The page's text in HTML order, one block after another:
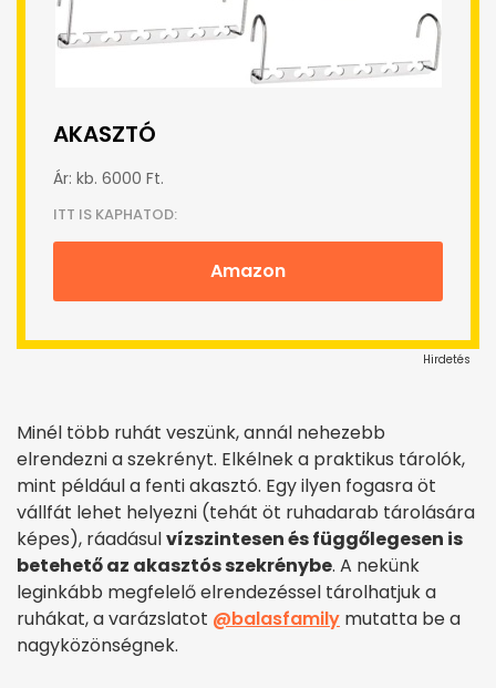
AKASZTÓ
Ár: kb. 6000 Ft.
ITT IS KAPHATOD:
Amazon
Hirdetés
Minél több ruhát veszünk, annál nehezebb
elrendezni a szekrényt. Elkélnek a praktikus tárolók,
mint például a fenti akasztó. Egy ilyen fogasra öt
vállfát lehet helyezni (tehát öt ruhadarab tárolására
képes), ráadásulvízszintesen és függőlegesen is
betehető az akasztós szekrénybe. A nekünk
leginkább megfelelő elrendezéssel tárolhatjuk a
ruhákat, a varázslatot @balasfamily mutatta be a
nagyközönségnek.